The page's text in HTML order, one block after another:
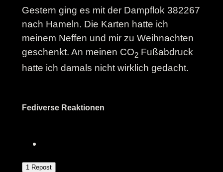
Gestern ging es mit der Dampflok 382267
nach Hameln. Die Karten hatte ich
meinem Neffen und mir zu Weihnachten
geschenkt. An meinen CO2Fußabdruck
hatte ich damals nicht wirklich gedacht.
Fediverse Reaktionen
1 Repost